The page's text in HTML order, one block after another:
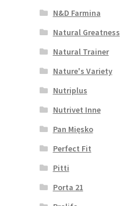
N&D Farmina
Natural Greatness
Natural Trainer
Nature's Variety
Nutriplus
Nutrivet Inne
Pan Mięsko
Perfect Fit
Pitti
Porta 21